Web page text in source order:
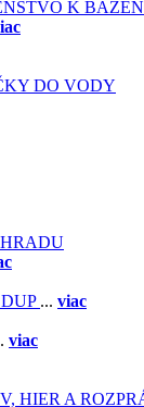
K
DO VODY
... viac
viac
HIER A